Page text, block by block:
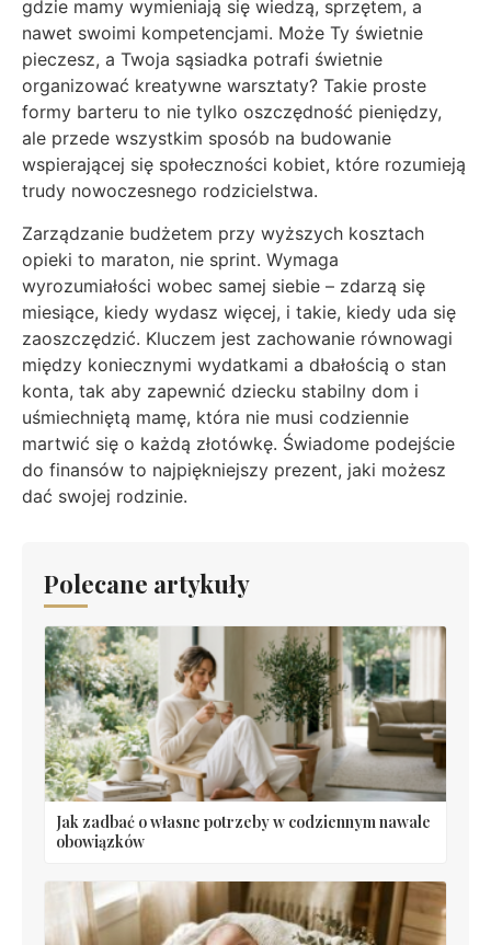
gdzie mamy wymieniają się wiedzą, sprzętem, a
nawet swoimi kompetencjami. Może Ty świetnie
pieczesz, a Twoja sąsiadka potrafi świetnie
organizować kreatywne warsztaty? Takie proste
formy barteru to nie tylko oszczędność pieniędzy,
ale przede wszystkim sposób na budowanie
wspierającej się społeczności kobiet, które rozumieją
trudy nowoczesnego rodzicielstwa.
Zarządzanie budżetem przy wyższych kosztach
opieki to maraton, nie sprint. Wymaga
wyrozumiałości wobec samej siebie – zdarzą się
miesiące, kiedy wydasz więcej, i takie, kiedy uda się
zaoszczędzić. Kluczem jest zachowanie równowagi
między koniecznymi wydatkami a dbałością o stan
konta, tak aby zapewnić dziecku stabilny dom i
uśmiechniętą mamę, która nie musi codziennie
martwić się o każdą złotówkę. Świadome podejście
do finansów to najpiękniejszy prezent, jaki możesz
dać swojej rodzinie.
Polecane artykuły
Jak zadbać o własne potrzeby w codziennym nawale
obowiązków